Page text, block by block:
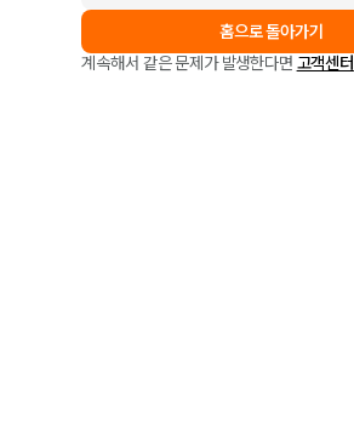
홈으로 돌아가기
계속해서 같은 문제가 발생한다면 고객센터